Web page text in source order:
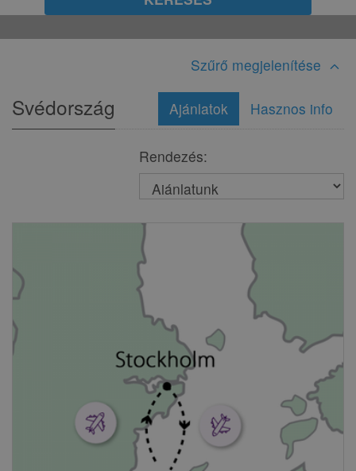
Szűrő megjelenítése expand_less
Svédország Ajánlatok Hasznos info
Rendezés: